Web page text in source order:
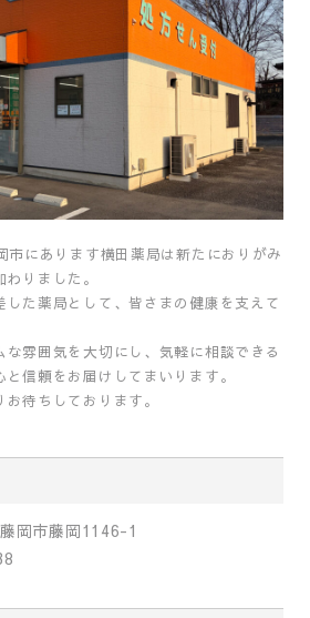
市にあります横田薬局は新たにおりがみ
りました。
した薬局として、皆さまの健康を支えて
な雰囲気を大切にし、気軽に相談できる
信頼をお届けしてまいります。
待ちしております。
岡市藤岡1146-1